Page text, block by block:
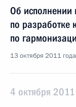
Об исполнении
по разработке
по
13 октября 2011
4 октября